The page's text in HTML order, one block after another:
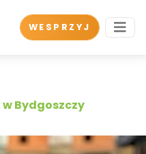
WESPRZYJ
Bydgoszczy